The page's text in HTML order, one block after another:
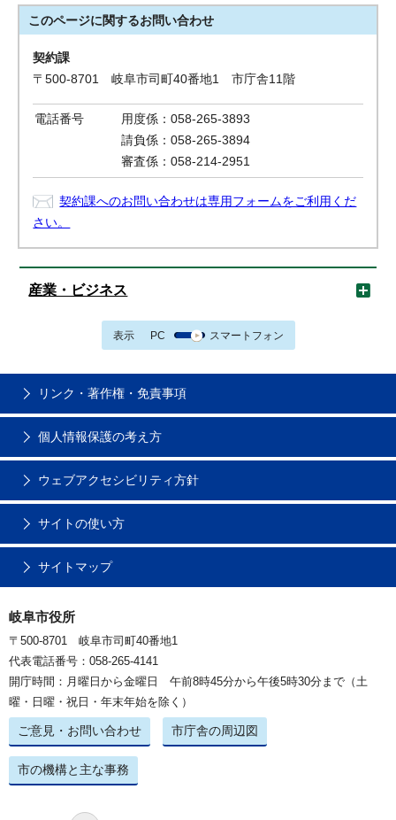
このページに関するお問い合わせ
契約課
〒500-8701 岐阜市司町40番地1 市庁舎11階
電話番号
用度係：058-265-3893
請負係：058-265-3894
審査係：058-214-2951
契約課へのお問い合わせは専用フォームをご利用くだ
さい。
産業・ビジネス
表示 PC スマートフォン
リンク・著作権・免責事項
個人情報保護の考え方
ウェブアクセシビリティ方針
サイトの使い方
サイトマップ
岐阜市役所
〒500-8701 岐阜市司町40番地1
代表電話番号：058-265-4141
開庁時間：月曜日から金曜日 午前8時45分から午後5時30分まで（土
曜・日曜・祝日・年末年始を除く）
ご意見・お問い合わせ 市庁舎の周辺図
市の機構と主な事務